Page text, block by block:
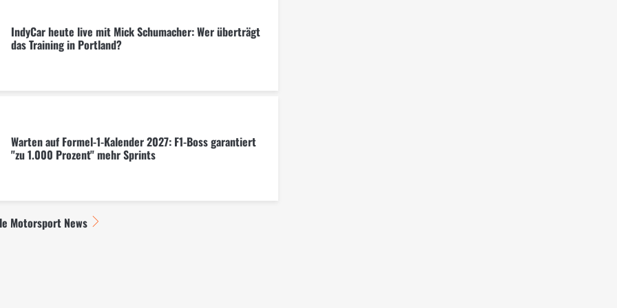
IndyCar heute live mit Mick Schumacher: Wer überträgt
das Training in Portland?
Warten auf Formel-1-Kalender 2027: F1-Boss garantiert
"zu 1.000 Prozent" mehr Sprints
Motorsport News